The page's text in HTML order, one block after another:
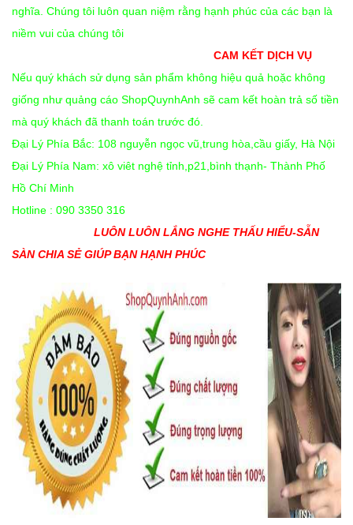
nghĩa. Chúng tôi luôn quan niệm rằng hạnh phúc của các bạn là
niềm vui của chúng tôi
CAM KẾT DỊCH VỤ
Nếu quý khách sử dụng sản phẩm không hiệu quả hoặc không
giống như quảng cáo ShopQuynhAnh sẽ cam kết hoàn trả số tiền
mà quý khách đã thanh toán trước đó.
Đại Lý Phía Bắc: 108 nguyễn ngọc vũ,trung hòa,cầu giấy, Hà Nội
Đại Lý Phía Nam: xô viêt nghệ tỉnh,p21,bình thạnh- Thành Phố
Hồ Chí Minh
Hotline : 090 3350 316
LUÔN LUÔN LẮNG NGHE THẤU HIỂU-SẴN
SÀN CHIA SẺ GIÚP BẠN HẠNH PHÚC